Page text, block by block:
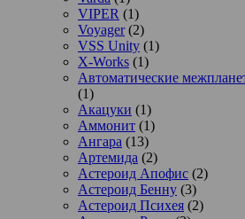
VIPER (1)
Voyager(2)
VSS Unity (1)
X-Works (1)
Автоматические
(1)
Акацуки (1)
Аммонит (1)
Ангара (13)
Артемида (2)
Астероид Апофис (2)
Астероид Бенну (3)
Астероид Психея (2)